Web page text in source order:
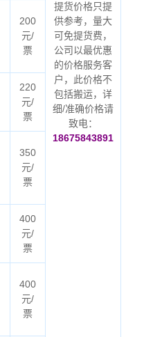
提货价格只提
供参考，量大
可免提货费，
公司以最优惠
的价格服务客
户，此价格不
包括搬运，详
细/准确价格请
致电：
18675843891
200
元/
票
220
元/
票
350
元/
票
400
元/
票
400
元/
票